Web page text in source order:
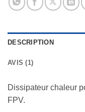
DESCRIPTION
AVIS (1)
Dissipateur chaleur
FPV.